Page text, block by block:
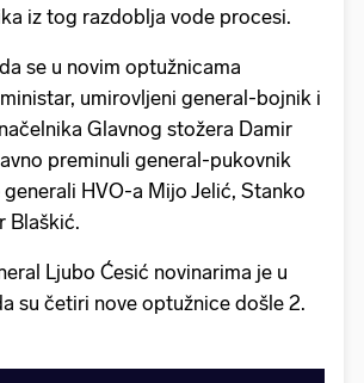
iz tog razdoblja vode procesi.
se u novim optužnicama
umirovljeni general-bojnik i
Glavnog stožera Damir
preminuli general-pukovnik
HVO-a Mijo Jelić, Stanko
Blaškić.
Ljubo Ćesić novinarima je u
su četiri nove optužnice došle 2.